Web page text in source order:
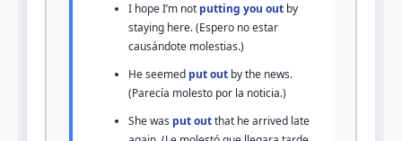
I hope I’m not putting you out by
staying here. (Espero no estar
causándote molestias.)
He seemed put out by the news.
(Parecía molesto por la noticia.)
She was put outthat he arrived late